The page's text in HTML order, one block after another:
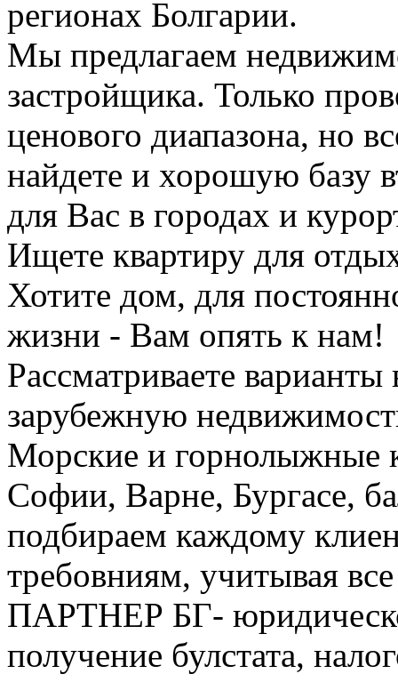
регионах Болгарии.
Мы предлагаем
застройщика. Только
ценового диапазона, но
найдете и хорошую базу
для Вас в городах и
Ищете квартиру для
Хотите дом, для
жизни - Вам опять к нам!
Рассматриваете варианты
зарубежную
Морские и горнолыжные
Софии, Варне, Бургасе,
подбираем каждому
требовниям, учитывая
ПАРТНЕР БГ-
получение булстата,